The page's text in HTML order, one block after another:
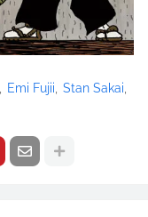
Emi Fujii
Stan Sakai